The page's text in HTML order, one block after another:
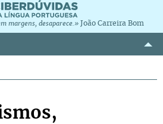
margens, desaparece.» João Carreira Bom